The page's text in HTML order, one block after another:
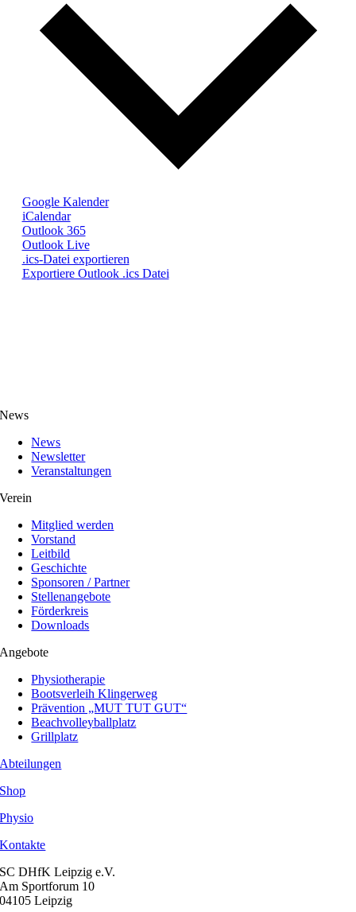
Google Kalender
iCalendar
Outlook 365
Outlook Live
.ics-Datei exportieren
Exportiere Outlook .ics Datei
News
News
Newsletter
Veranstaltungen
Verein
Mitglied werden
Vorstand
Leitbild
Geschichte
Sponsoren / Partner
Stellenangebote
Förderkreis
Downloads
Angebote
Physiotherapie
Bootsverleih Klingerweg
Prävention „MUT TUT GUT“
Beachvolleyballplatz
Grillplatz
Abteilungen
Shop
Physio
Kontakte
SC DHfK Leipzig e.V.
Am Sportforum 10
04105 Leipzig